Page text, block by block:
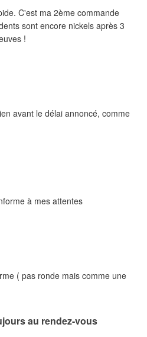
C'est ma 2ème commande
sont encore nickels après 3
!
avant le délai annoncé, comme
à mes attentes
( pas ronde mais comme une
au rendez-vous